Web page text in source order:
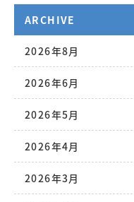
ARCHIVE
2026年8月
2026年6月
2026年5月
2026年4月
2026年3月